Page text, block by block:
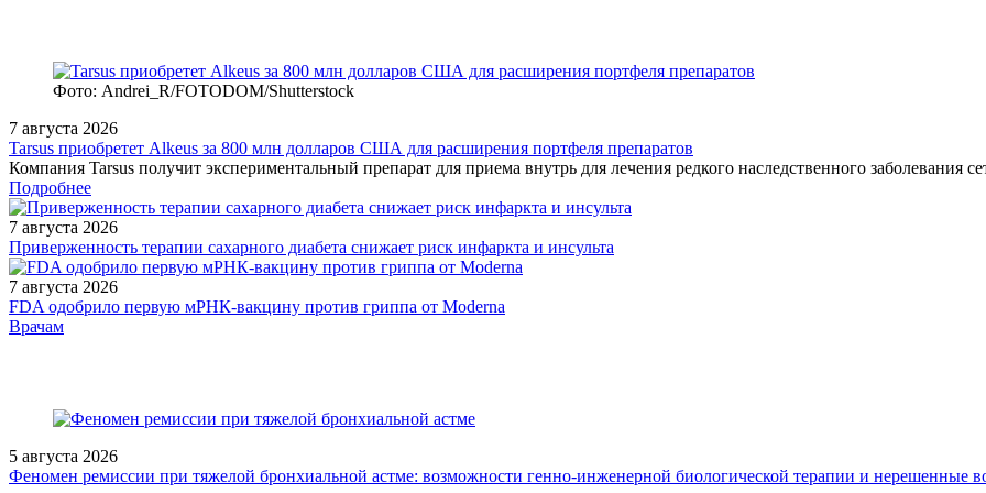
Фото: Andrei_R/FOTODOM/Shutterstock
7 августа 2026
Tarsus приобретет Alkeus за 800 млн долларов США для расширения портфеля препаратов
Компания Tarsus получит экспериментальный препарат для приема внутрь для лечения редкого наследственного заболевания
Подробнее
7 августа 2026
Приверженность терапии сахарного диабета снижает риск инфаркта и инсульта
7 августа 2026
FDA одобрило первую мРНК‑вакцину против гриппа от Moderna
/doctor/dermatology/novoe-v-lechenii-blyashkovidnogo-psoriaza-ot-umerennoy-do-tyazheloy-stepeni/
Врачам
5 августа 2026
Феномен ремиссии при тяжелой бронхиальной астме: возможности генно-инженерной биологической терапии и нерешенные